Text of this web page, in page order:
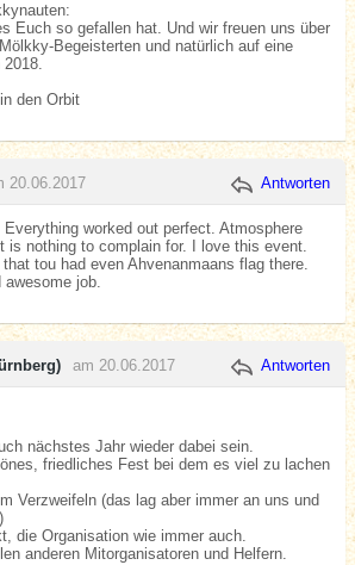
Euch so gefallen hat. Und wir freuen uns über
Begeisterten und natürlich auf eine
2018.
den Orbit
20.06.2017 Antworten
Everything worked out perfect. Atmosphere
is nothing to complain for. I love this event.
tou had even Ahvenanmaans flag there.
awesome job.
am 20.06.2017 Antworten
nächstes Jahr wieder dabei sein.
friedliches Fest bei dem es viel zu lachen
Verzweifeln (das lag aber immer an uns und
die Organisation wie immer auch.
anderen Mitorganisatoren und Helfern.